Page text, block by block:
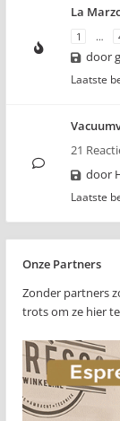
La
1 …
door
Laatste
21
door
Laatste
Onze Partners
Zonder partners
trots om ze hier